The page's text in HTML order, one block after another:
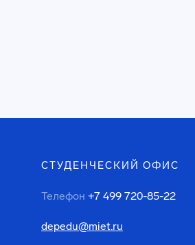
СТУДЕНЧЕСКИЙ ОФИС
Телефон +7 499 720-85-22
depedu@miet.ru